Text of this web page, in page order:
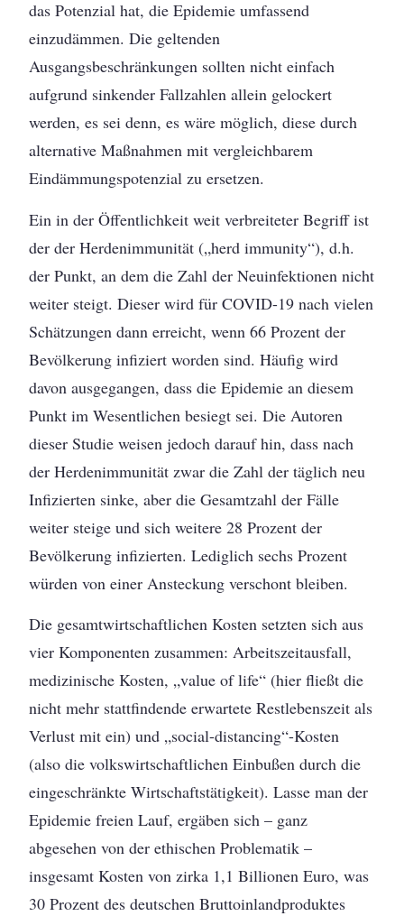
das Potenzial hat, die Epidemie umfassend
einzudämmen. Die geltenden
Ausgangsbeschränkungen sollten nicht einfach
aufgrund sinkender Fallzahlen allein gelockert
werden, es sei denn, es wäre möglich, diese durch
alternative Maßnahmen mit vergleichbarem
Eindämmungspotenzial zu ersetzen.
Ein in der Öffentlichkeit weit verbreiteter Begriff ist
der der Herdenimmunität („herd immunity“), d.h.
der Punkt, an dem die Zahl der Neuinfektionen nicht
weiter steigt. Dieser wird für COVID-19 nach vielen
Schätzungen dann erreicht, wenn 66 Prozent der
Bevölkerung infiziert worden sind. Häufig wird
davon ausgegangen, dass die Epidemie an diesem
Punkt im Wesentlichen besiegt sei. Die Autoren
dieser Studie weisen jedoch darauf hin, dass nach
der Herdenimmunität zwar die Zahl der täglich neu
Infizierten sinke, aber die Gesamtzahl der Fälle
weiter steige und sich weitere 28 Prozent der
Bevölkerung infizierten. Lediglich sechs Prozent
würden von einer Ansteckung verschont bleiben.
Die gesamtwirtschaftlichen Kosten setzten sich aus
vier Komponenten zusammen: Arbeitszeitausfall,
medizinische Kosten, „value of life“ (hier fließt die
nicht mehr stattfindende erwartete Restlebenszeit als
Verlust mit ein) und „social-distancing“-Kosten
(also die volkswirtschaftlichen Einbußen durch die
eingeschränkte Wirtschaftstätigkeit). Lasse man der
Epidemie freien Lauf, ergäben sich – ganz
abgesehen von der ethischen Problematik –
insgesamt Kosten von zirka 1,1 Billionen Euro, was
30 Prozent des deutschen Bruttoinlandproduktes